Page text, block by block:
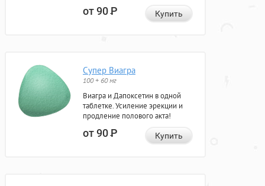
от 90Р Купить
Супер Виагра
100 + 60 мг
Виагра и Дапоксетин в одной
таблетке. Усиление эрекции и
продление полового акта!
от 90Р Купить